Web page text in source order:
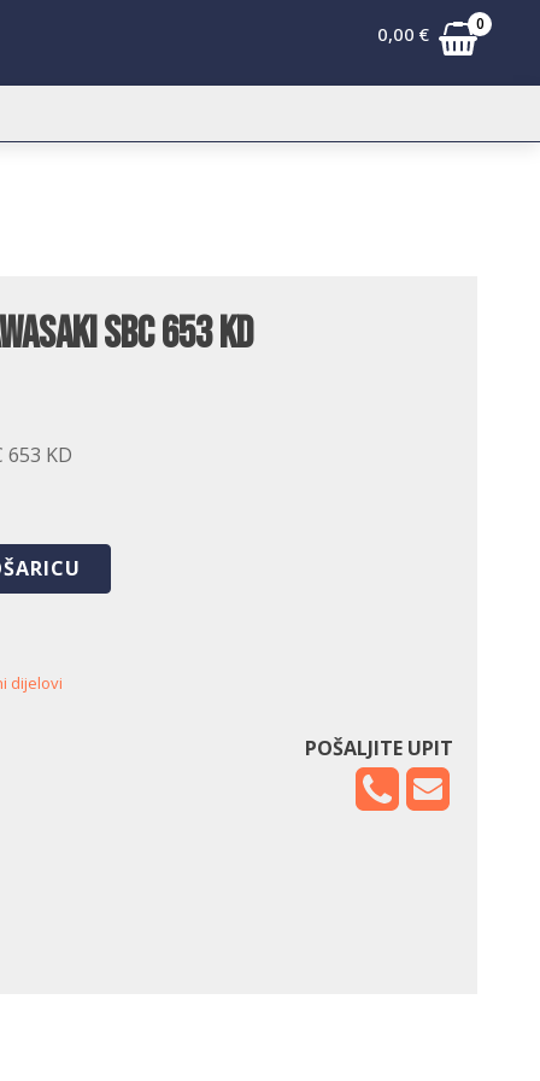
0,00 € 0
SBC 653 KD
653 KD
dijelovi
POŠALJITE UPIT